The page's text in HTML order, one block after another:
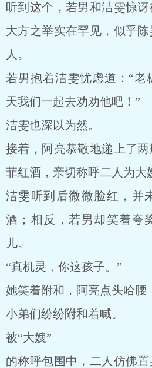
听到这个，若男和洁雯惊
大方之举实在罕见，似乎
人。
若男抱着洁雯忧虑道：“老
天我们一起去劝劝他吧！”
洁雯也深以为然。
接着，阿亮恭敬地递上了
菲红酒，亲切称呼二人为大
洁雯听到后微微脸红，并
酒；相反，若男却笑着夸
儿。
“真机灵，你这孩子。”
她笑着附和，阿亮点头哈腰
小弟们纷纷附和着喊。
被“大嫂”
的称呼包围中，二人仿佛